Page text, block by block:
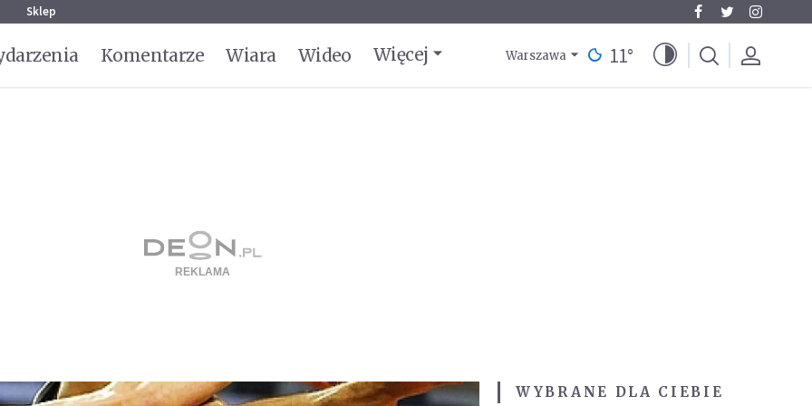
Sklep
Komentarze Wiara Wideo Więcej Warszawa 11°
WYBRANE DLA CIEBIE